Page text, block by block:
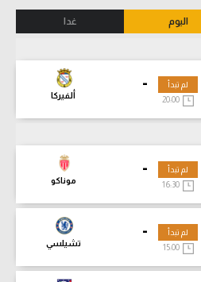
اليوم غدا
-
ألفيركا
لم تبدأ
-
موناكو
لم تبدأ
-
تشيلسي
لم تبدأ
15:00